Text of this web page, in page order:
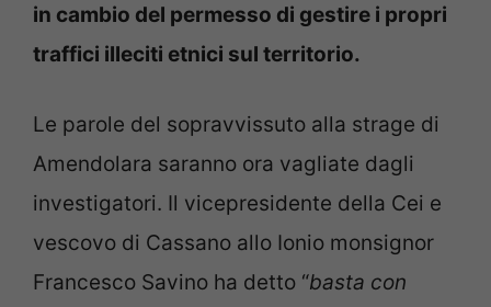
in cambio del permesso di gestire i propri
traffici illeciti etnici sul territorio.
Le parole del sopravvissuto alla strage di
Amendolara saranno ora vagliate dagli
investigatori. Il vicepresidente della Cei e
vescovo di Cassano allo Ionio monsignor
Francesco Savino ha detto “basta con